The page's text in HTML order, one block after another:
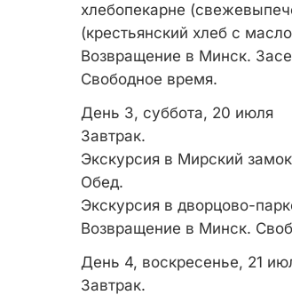
хлебопекарне
(крестьянский хлеб с
Возвращение в Минск.
Свободное время.
День 3, суббота, 20 июля
Завтрак.
Экскурсия в Мирский
Обед.
Экскурсия в дворцово-
Возвращение в Минск.
День 4, воскресенье, 21
Завтрак.